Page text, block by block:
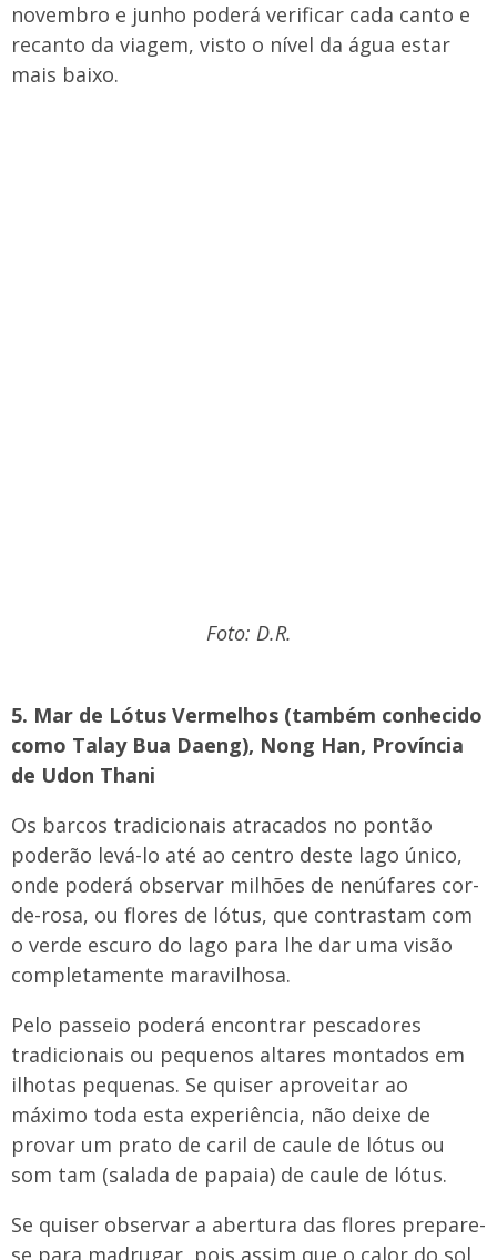
novembro e junho poderá verificar cada canto e
recanto da viagem, visto o nível da água estar
mais baixo.
Foto: D.R.
5. Mar de Lótus Vermelhos (também conhecido
como Talay Bua Daeng), Nong Han, Província
de Udon Thani
Os barcos tradicionais atracados no pontão
poderão levá-lo até ao centro deste lago único,
onde poderá observar milhões de nenúfares cor-
de-rosa, ou flores de lótus, que contrastam com
o verde escuro do lago para lhe dar uma visão
completamente maravilhosa.
Pelo passeio poderá encontrar pescadores
tradicionais ou pequenos altares montados em
ilhotas pequenas. Se quiser aproveitar ao
máximo toda esta experiência, não deixe de
provar um prato de caril de caule de lótus ou
som tam (salada de papaia) de caule de lótus.
Se quiser observar a abertura das flores prepare-
se para madrugar, pois assim que o calor do sol